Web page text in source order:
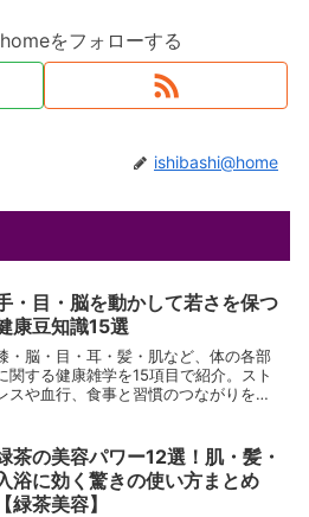
をフォローする
ishibashi@home
・目・脳を動かして若さを保つ
康豆知識15選
・脳・目・耳・髪・肌など、体の各部
関する健康雑学を15項目で紹介。スト
スや血行、食事と習慣のつながりをわ
茶の美容パワー12選！肌・髪・
浴に効く驚きの使い方まとめ
【緑茶美容】